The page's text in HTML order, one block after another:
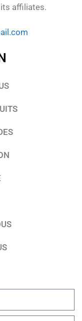
affiliates.